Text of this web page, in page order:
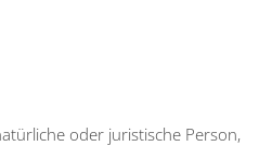
oder juristische Person,